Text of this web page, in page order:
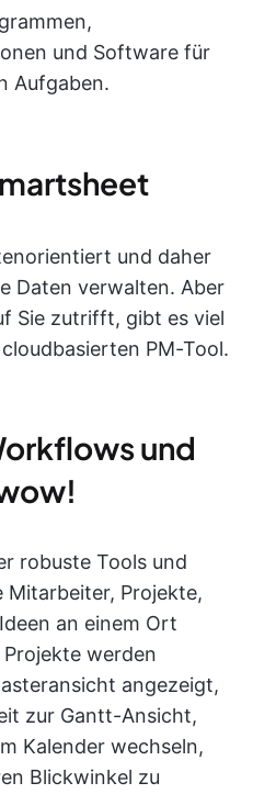
und Software für
Aufgaben.
und daher
Daten verwalten. Aber
Sie zutrifft, gibt es viel
PM-Tool.
und
robuste Tools und
Mitarbeiter, Projekte,
an einem Ort
werden
angezeigt,
zur Gantt-Ansicht,
Kalender wechseln,
Blickwinkel zu